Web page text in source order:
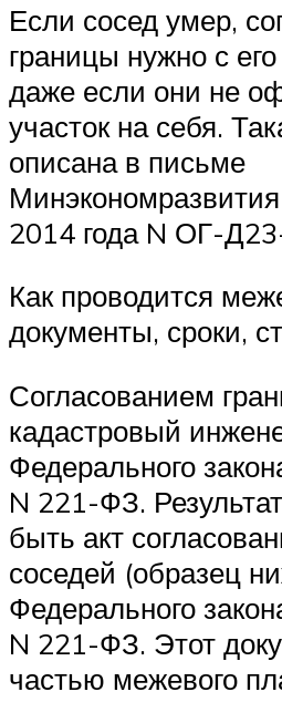
Если сосед умер,
границы нужно с
даже если они не
участок на себя.
описана в письме
2014 года N ОГ-
Как проводится
документы, сроки,
Согласованием
кадастровый
Федерального
N 221-ФЗ.
быть акт
соседей (образец
Федерального
N 221-ФЗ. Этот
частью межевого